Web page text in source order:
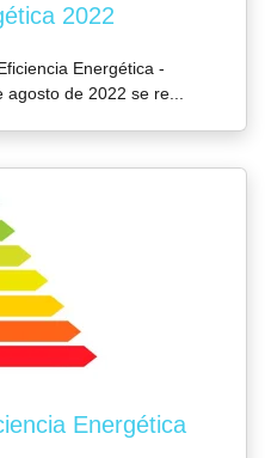
2022
Energética -
de 2022 se re...
Energética